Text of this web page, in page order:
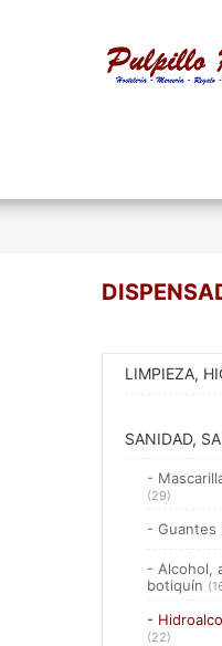
LIMPIEZA,
SANIDAD,
-
(29)
- Guantes
- Alcohol,
botiquín
-
(22)